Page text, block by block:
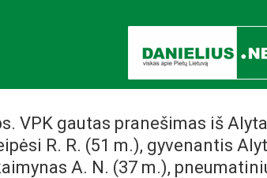
VPK gautas pranešimas iš
R. R. (51 m.), gyvenantis
A. N. (37 m.),